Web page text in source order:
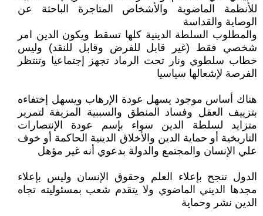
للأنظمة الماضوية والأشخاص المتاجرة الباحثة عن
الوصاية والقداسة
والمطلوب السلطة الدينية كلها تسقط ويكون الدين امر
شخصي فقط (غير قابل للفرض وقابل للنقد) وليس
خطاب سلطوي ونار تحت الرماد تجهز إجتماعيا وتنتظر
الفرصة لإشعالها سياسيا
هناك أساس موجود يسهل عودة الإرهاب ويسهل إختفاءه
بتزييف العقل وفساد المنطق والسببية المزيفة لتمرير
متزايد لسلطة الدين سواء بإسم عودة الإنتصارات
التاريخية أو حماية الدين والأخلاق الدينية الحاكمة أو خوف
علي الإنسان والمجتمع والدولة بدعوي أنه غير مؤهل
الدول تنجح بإعلاء العلم وحقوق الإنسان وليس بإعلاء
مجدها الديني الماضوي ولا يتقدم شعب بمسئوليته تجاه
الدين نشر وحماية